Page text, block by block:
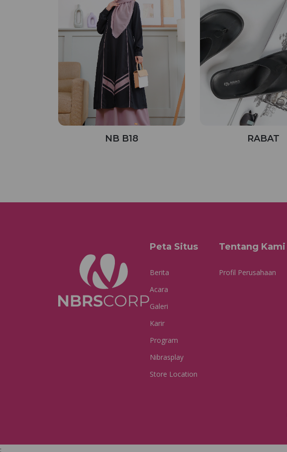
NB B18 RABAT
Peta Situs
Berita
Acara
Galeri
Karir
Program
Nibrasplay
Store Location
Tentang Kami
Profil Perusahaan
;